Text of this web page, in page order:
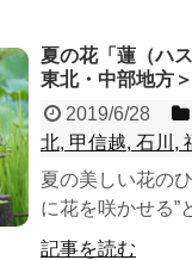
夏の花「蓮（ハ
東北・中部地方＞
2019/6/28
北, 甲信越, 石川,
夏の美しい花の
に花を咲かせる”
記事を読む